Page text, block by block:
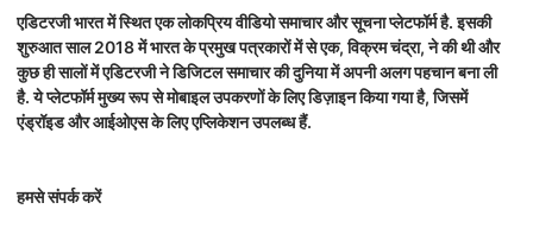
एडिटरजी भारत में स्थित एक लोकप्रिय वीडियो समाचार और सूचना प्लेटफॉर्म है. इसकी
शुरुआत साल 2018 में भारत के प्रमुख पत्रकारों में से एक, विक्रम चंद्रा, ने की थी और
कुछ ही सालों में एडिटरजी ने डिजिटल समाचार की दुनिया में अपनी अलग पहचान बना ली
है. ये प्लेटफॉर्म मुख्य रूप से मोबाइल उपकरणों के लिए डिज़ाइन किया गया है, जिसमें
एंड्रॉइड और आईओएस के लिए एप्लिकेशन उपलब्ध हैं.
हमसे संपर्क करें